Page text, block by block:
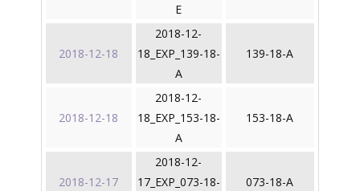
E
2018-12-18
2018-12-
18_EXP_139-18-
A
139-18-A
2018-12-18
2018-12-
18_EXP_153-18-
A
153-18-A
2018-12-17
2018-12-
17_EXP_073-18-
073-18-A